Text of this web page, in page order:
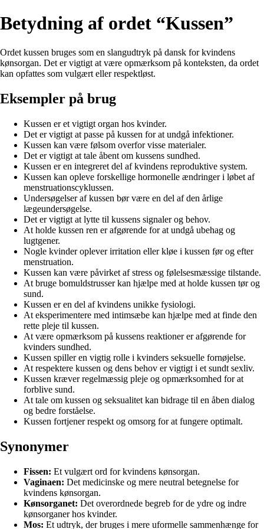
Betydning af ordet “Kussen”
Ordet kussen bruges som en slangudtryk på dansk for kvindens
kønsorgan. Det er vigtigt at være opmærksom på konteksten, da ordet
kan opfattes som vulgært eller respektløst.
Eksempler på brug
Kussen er et vigtigt organ hos kvinder.
Det er vigtigt at passe på kussen for at undgå infektioner.
Kussen kan være følsom overfor visse materialer.
Det er vigtigt at tale åbent om kussens sundhed.
Kussen er en integreret del af kvindens reproduktive system.
Kussen kan opleve forskellige hormonelle ændringer i løbet af
menstruationscyklussen.
Undersøgelser af kussen bør være en del af den årlige
lægeundersøgelse.
Det er vigtigt at lytte til kussens signaler og behov.
At holde kussen ren er afgørende for at undgå ubehag og
lugtgener.
Nogle kvinder oplever irritation eller kløe i kussen før og efter
menstruation.
Kussen kan være påvirket af stress og følelsesmæssige tilstande.
At bruge bomuldstrusser kan hjælpe med at holde kussen tør og
sund.
Kussen er en del af kvindens unikke fysiologi.
At eksperimentere med intimsæbe kan hjælpe med at finde den
rette pleje til kussen.
At være opmærksom på kussens reaktioner er afgørende for
kvinders sundhed.
Kussen spiller en vigtig rolle i kvinders seksuelle fornøjelse.
At respektere kussen og dens behov er vigtigt i et sundt sexliv.
Kussen kræver regelmæssig pleje og opmærksomhed for at
forblive sund.
At tale om kussen og seksualitet kan bidrage til en åben dialog
og bedre forståelse.
Kussen fortjener respekt og omsorg for at fungere optimalt.
Synonymer
Fissen: Et vulgært ord for kvindens kønsorgan.
Vaginaen: Det medicinske og mere neutral betegnelse for
kvindens kønsorgan.
Kønsorganet: Det overordnede begreb for de ydre og indre
kønsorganer hos kvinder.
Mos: Et udtryk, der bruges i mere uformelle sammenhænge for